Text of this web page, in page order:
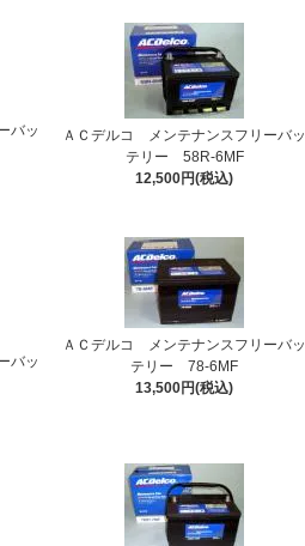
バッ
ＡＣデルコ メンテナンスフリーバッ
テリー 58R-6MF
12,500円(税込)
バッ
ＡＣデルコ メンテナンスフリーバッ
テリー 78-6MF
13,500円(税込)